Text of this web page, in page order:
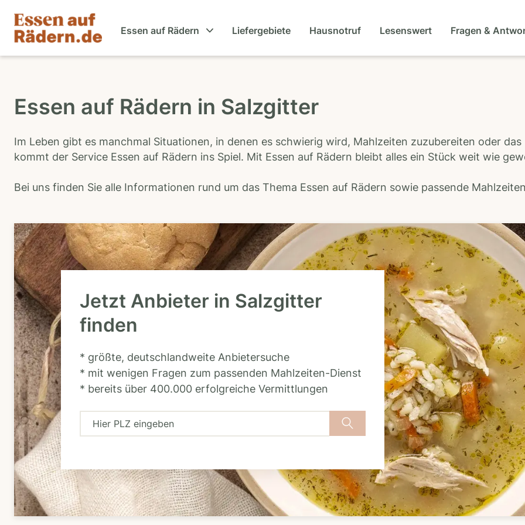
Essen auf Rädern Liefergebiete Hausnotruf Lesenswert Fragen &
Essen auf Rädern in Salzgitter
Im Leben gibt es manchmal Situationen, in denen es schwierig wird, Mahlzeiten zuzubereiten oder
kommt der Service Essen auf Rädern ins Spiel. Mit Essen auf Rädern bleibt alles ein Stück weit wie
Bei uns finden Sie alle Informationen rund um das Thema Essen auf Rädern sowie passende
Jetzt Anbieter in Salzgitter
finden
* größte, deutschlandweite Anbietersuche
* mit wenigen Fragen zum passenden Mahlzeiten-Dienst
* bereits über 400.000 erfolgreiche Vermittlungen
H
r
P
L